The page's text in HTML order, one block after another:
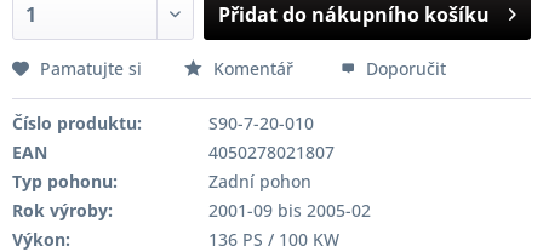
Přidat do nákupního košíku
Pamatujte si Komentář Doporučit
Číslo produktu:
S90-7-20-010
EAN
4050278021807
Typ pohonu:
Zadní pohon
Rok výroby:
2001-09 bis 2005-02
Výkon:
136 PS / 100 KW